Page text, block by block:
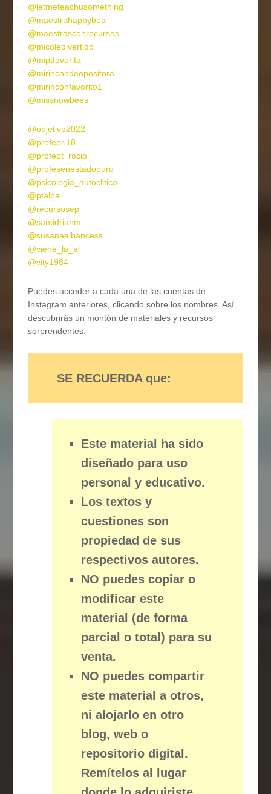
@letmeteachusomething
@maestrahappybea
@maestrasconrecursos
@micoledivertido
@miptfavorita
@mirincondeopositora
@mirinconfavorito1
@missnowbees
@objetivo2022
@profepri18
@profept_rocio
@profesenestadopuro
@psicologia_autoclitica
@ptalba
@recursosep
@santidrianm
@susanaalbancess
@viene_la_al
@vity1984
Puedes acceder a cada una de las cuentas de
Instagram anteriores, clicando sobre los nombres. Así
descubrirás un montón de materiales y recursos
sorprendentes.
SE RECUERDA que:
Este material ha sido
diseñado para uso
personal y educativo.
Los textos y
cuestiones son
propiedad de sus
respectivos autores.
NO puedes copiar o
modificar este
material (de forma
parcial o total) para su
venta.
NO puedes compartir
este material a otros,
ni alojarlo en otro
blog, web o
repositorio digital.
Remítelos al lugar